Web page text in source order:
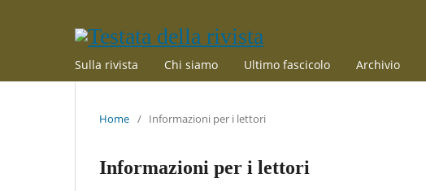
Sulla rivista Chi siamo Ultimo fascicolo Archivio
Home / Informazioni per i lettori
Informazioni per i lettori